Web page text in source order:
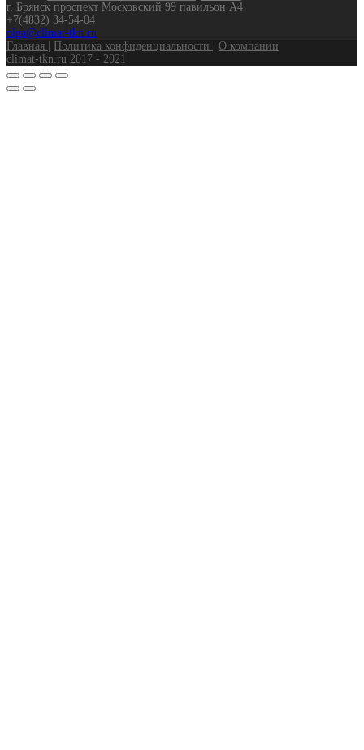
г. Брянск проспект Московский 99 павильон А4
+7(4832) 34-54-04
olga@climat-tkn.ru
Главная
Политика конфиденциальности
О компании
climat-tkn.ru 2017 - 2021